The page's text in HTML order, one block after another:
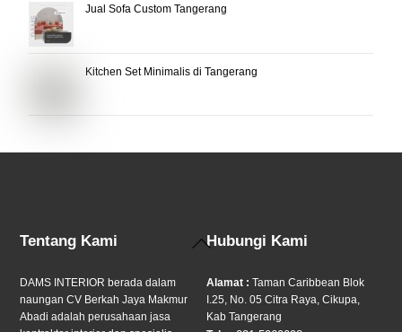
Jual Sofa Custom Tangerang
Kitchen Set Minimalis di Tangerang
Back
Tentang Kami
DAMS INTERIOR berada dalam
naungan CV Berkah Jaya Makmur
Abadi adalah perusahaan jasa
Hubungi Kami
Alamat : Taman Caribbean Blok
I.25, No. 05 Citra Raya, Cikupa,
Kab Tangerang